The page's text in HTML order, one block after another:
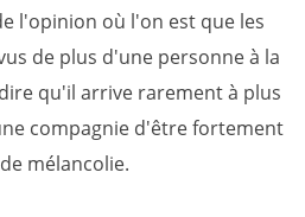
l'opinion où l'on est que les
de plus d'une personne à la
qu'il arrive rarement à plus
compagnie d'être fortement
mélancolie.